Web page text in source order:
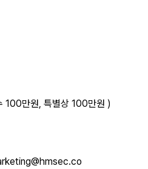
100만원, 특별상 100만원 )